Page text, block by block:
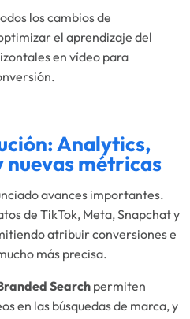
los cambios de
el aprendizaje del
en vídeo para
Analytics,
métricas
avances importantes.
de TikTok, Meta, Snapchat y
atribuir conversiones e
más precisa.
Searchpermiten
en las búsquedas de marca, y